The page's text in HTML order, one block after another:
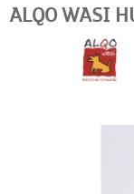
ALQO WASI